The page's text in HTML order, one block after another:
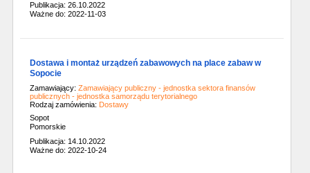
Publikacja: 26.10.2022
Ważne do: 2022-11-03
Dostawa i montaż urządzeń zabawowych na place zabaw w
Sopocie
Zamawiający: Zamawiający publiczny - jednostka sektora finansów
publicznych - jednostka samorządu terytorialnego
Rodzaj zamówienia: Dostawy
Sopot
Pomorskie
Publikacja: 14.10.2022
Ważne do: 2022-10-24